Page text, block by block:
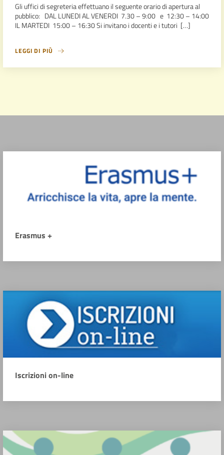
Gli uffici di segreteria effettuano il seguente orario di apertura al
pubblico: DAL LUNEDI AL VENERDI 7.30 – 9:00 e 12:30 – 14:00
IL MARTEDI 15:00 – 16:30 Si invitano i docenti e i tutori […]
LEGGI DI PIÙ
Erasmus +
Iscrizioni on-line